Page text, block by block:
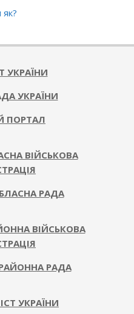
УКРАЇНИ
УКРАЇНИ
ПОРТАЛ
ВІЙСЬКОВА
РАДА
ВІЙСЬКОВА
РАДА
УКРАЇНИ